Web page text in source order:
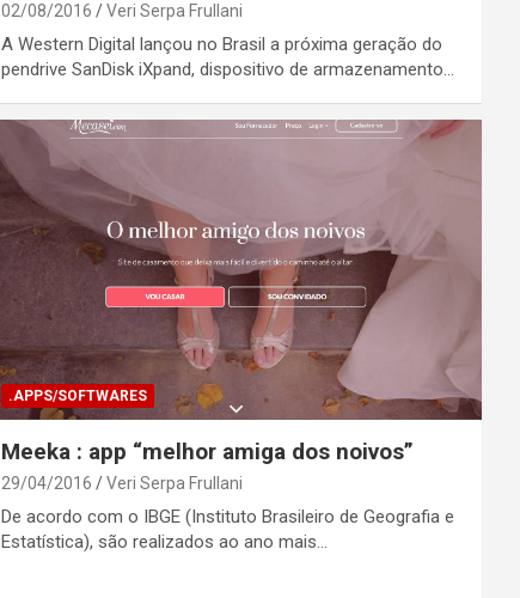
02/08/2016 Veri Serpa Frullani
A Western Digital lançou no Brasil a próxima geração do
pendrive SanDisk iXpand, dispositivo de armazenamento…
.APPS/SOFTWARES
Meeka : app “melhor amiga dos noivos”
29/04/2016 Veri Serpa Frullani
De acordo com o IBGE (Instituto Brasileiro de Geografia e
Estatística), são realizados ao ano mais…